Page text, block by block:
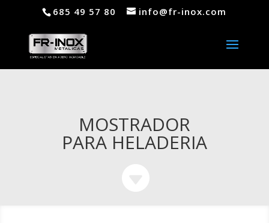
685 49 57 80 info@fr-inox.com
MOSTRADOR
PARA HELADERIA